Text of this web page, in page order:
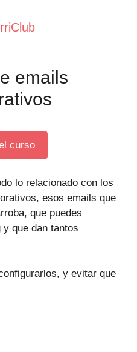
emails
curso
lo relacionado con los
esos emails que
que puedes
que dan tantos
y evitar que